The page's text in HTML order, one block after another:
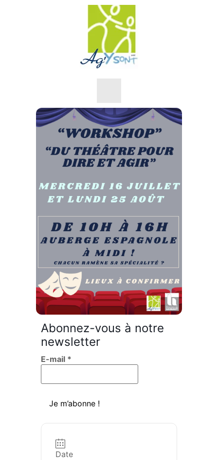
Nos objectifs
Nos valeurs
Sensibilisations
Animations
Retraite active
Education permanente
Abonnez-vous à notre
newsletter
E-mail *
Date